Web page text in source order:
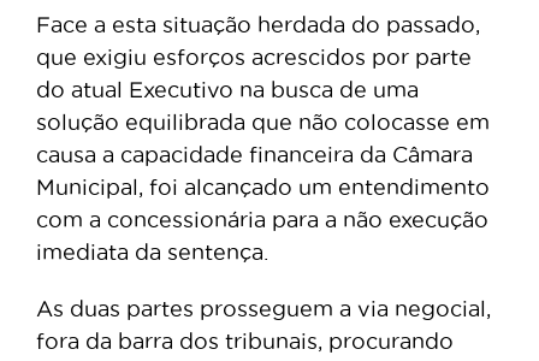
Face a esta situação herdada do passado,
que exigiu esforços acrescidos por parte
do atual Executivo na busca de uma
solução equilibrada que não colocasse em
causa a capacidade financeira da Câmara
Municipal, foi alcançado um entendimento
com a concessionária para a não execução
imediata da sentença.
As duas partes prosseguem a via negocial,
fora da barra dos tribunais, procurando